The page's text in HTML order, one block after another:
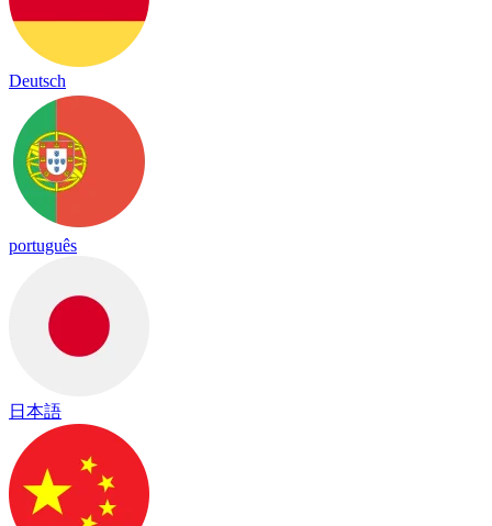
Deutsch
português
日本語